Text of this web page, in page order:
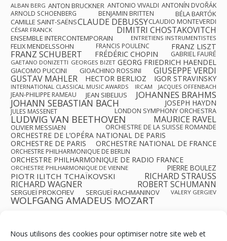
Nous utilisons des cookies pour optimiser notre site web et
ALBAN BERG ANTON BRUCKNER ANTONIO VIVALDI ANTONÍN DVOŘÁK
ARNOLD SCHOENBERG
BENJAMIN BRITTEN
BÉLA BARTÓK
CAMILLE SAINT-SAËNSCLAUDE DEBUSSYCLAUDIO MONTEVERDI
CÉSAR FRANCK DIMITRI CHOSTAKOVITCH
ENSEMBLE INTERCONTEMPORAIN ENTRETIENS INSTRUMENTISTES
FELIX MENDELSSOHN FRANCIS POULENC FRANZ LISZT
FRANZ SCHUBERT FRÉDÉRIC CHOPIN GABRIEL FAURÉ
GAETANO DONIZETTI GEORGES BIZET GEORG FRIEDRICH HAENDEL
GIACOMO PUCCINI GIOACHINO ROSSINI GIUSEPPE VERDI
GUSTAV MAHLER HECTOR BERLIOZ IGOR STRAVINSKY
INTERNATIONAL CLASSICAL MUSIC AWARDS IRCAM JACQUES OFFENBACH
JEAN-PHILIPPE RAMEAU JEAN SIBELIUS JOHANNES BRAHMS
JOHANN SEBASTIAN BACH JOSEPH HAYDN
JULES MASSENET LONDON SYMPHONY ORCHESTRA
LUDWIG VAN BEETHOVEN MAURICE RAVEL
OLIVIER MESSIAEN ORCHESTRE DE LA SUISSE ROMANDE
ORCHESTRE DE L’OPÉRA NATIONAL DE PARIS
ORCHESTRE DE PARIS
ORCHESTRE NATIONAL DE FRANCE
ORCHESTRE PHILHARMONIQUE DE BERLIN
ORCHESTRE PHILHARMONIQUE DE RADIO FRANCE
ORCHESTRE PHILHARMONIQUE DE VIENNE PIERRE BOULEZ
PIOTR ILITCH TCHAÏKOVSKI RICHARD STRAUSS
RICHARD WAGNER ROBERT SCHUMANN
SERGUEÏ PROKOFIEV SERGUEÏ RACHMANINOV VALERY GERGIEV
WOLFGANG AMADEUS MOZART